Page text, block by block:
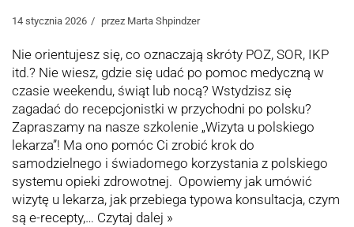
14 stycznia 2026 przez Marta Shpindzer
Nie orientujesz się, co oznaczają skróty POZ, SOR, IKP
itd.? Nie wiesz, gdzie się udać po pomoc medyczną w
czasie weekendu, świąt lub nocą? Wstydzisz się
zagadać do recepcjonistki w przychodni po polsku?
Zapraszamy na nasze szkolenie „Wizyta u polskiego
lekarza”! Ma ono pomóc Ci zrobić krok do
samodzielnego i świadomego korzystania z polskiego
systemu opieki zdrowotnej. Opowiemy jak umówić
wizytę u lekarza, jak przebiega typowa konsultacja, czym
są e-recepty,… Czytaj dalej »